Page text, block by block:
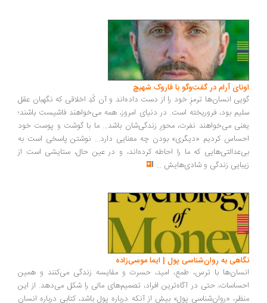
آرام در گفت‌وگو با فاروک شهیچ‭
انسان‌ها ترمزِ خود را از دست داده‌اند و آن کُدِ اخلاقی که نگهبان عقل
بود، فروریخته است. در دنیای امروز، همه می‌خواهند فاشیست باشند؛
می‌خواهند نفرت، محورِ زندگی‌شان باشد... ما با گوشت و پوست خود
کردیم «دیگری» بودن چه معنایی دارد... نوشتن پاسخی است به
که ما را احاطه کرده‌اند، و در عین حال، ستایشی است از
زندگی و شادی‌هایش...
به روان‌شناسی پول | ایما موسی‌زاده
با ترس، طمع، امید، حسرت و مقایسه زندگی می‌کنند و همین
حتی در آگاه‌ترین افراد، تصمیم‌های مالی را شکل می‌دهد. از این
«روان‌شناسی پول» بیش از آنکه درباره پول باشد، کتابی درباره انسان